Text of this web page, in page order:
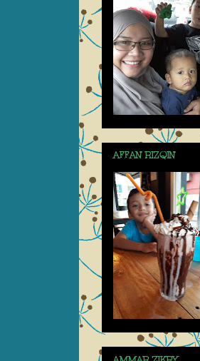
AFFAN RIZQIN